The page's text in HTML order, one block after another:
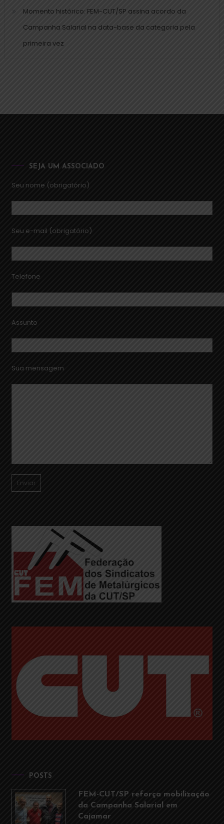
Momento histórico: FEM-CUT/SP assina acordo da
Campanha Salarial na data-base da categoria pela
primeira vez
SEJA UM ASSOCIADO
Seu nome (obrigatório)
Seu e-mail (obrigatório)
Telefone
Assunto
Sua mensagem
POSTS
FEM-CUT/SP reforça mobilização
da Campanha Salarial em
Cajamar